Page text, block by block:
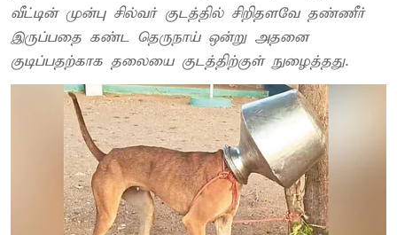
வீட்டின் முன்பு சில்வர் குடத்தில் சிறிதளவே தண்ணீர்
இருப்பதை கண்ட தெருநாய் ஒன்று அதனை
குடிப்பதற்காக தலையை குடத்திற்குள் நுழைத்தது.